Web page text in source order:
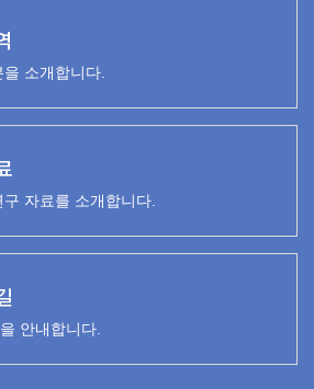
소개합니다.
자료를 소개합니다.
안내합니다.